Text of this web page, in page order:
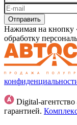
Отправить
Нажимая на кнопку
обработку
Digital-
гарантией.